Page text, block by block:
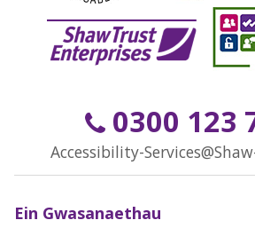
0300 123
Accessibility-
Ein Gwasanaethau